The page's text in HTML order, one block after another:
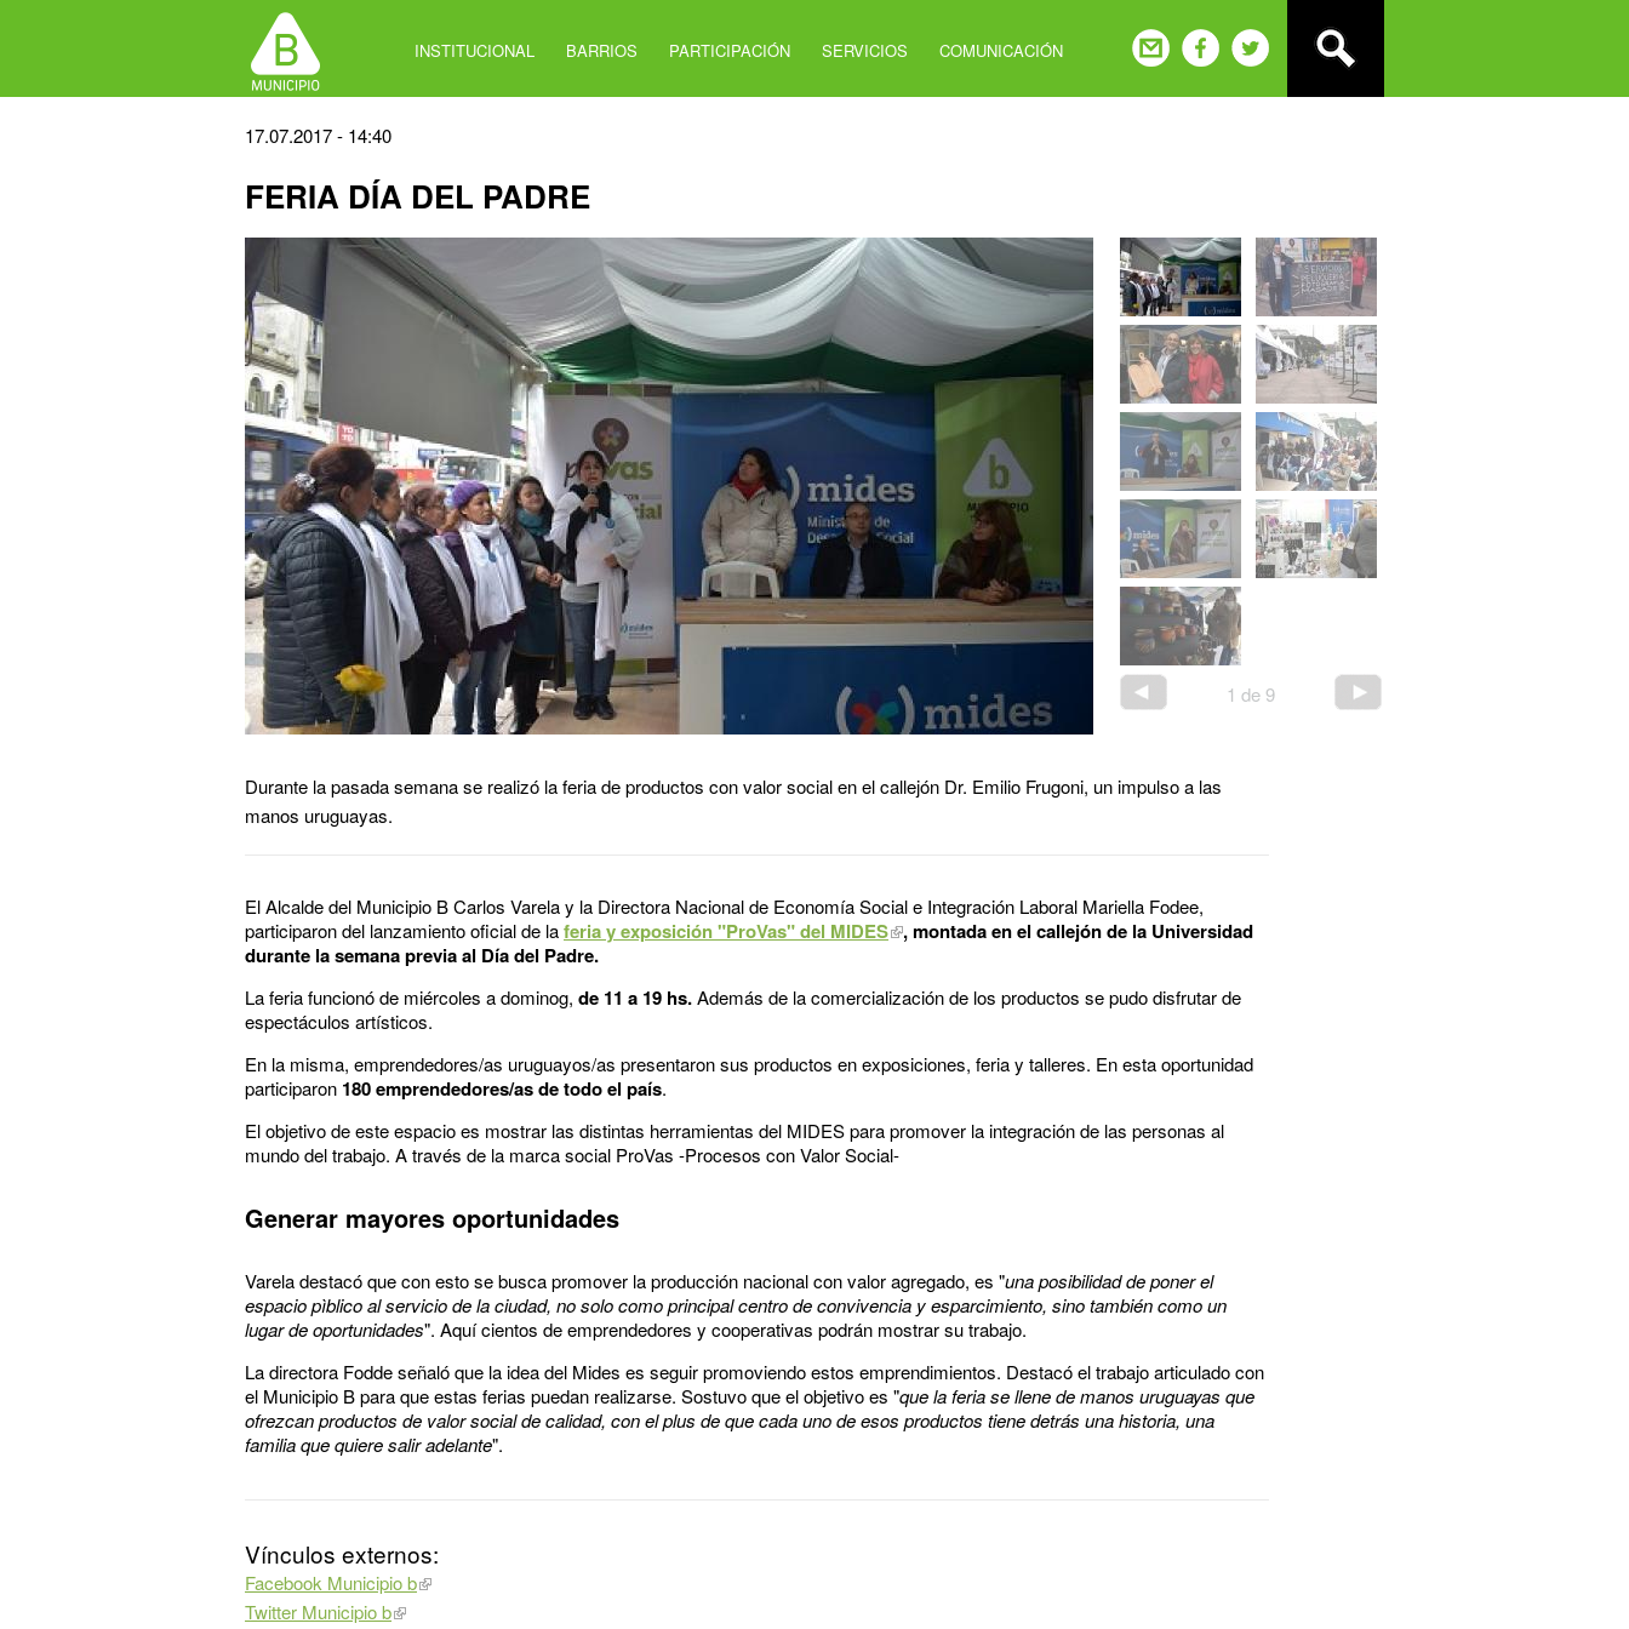
INSTITUCIONAL BARRIOS PARTICIPACIÓN SERVICIOS COMUNICACIÓN
Back
top
17.07.2017 - 14:40
FERIA DÍA DEL PADRE
1 de 9
Durante la pasada semana se realizó la feria de productos con valor social en el callejón Dr. Emilio Frugoni, un impulso a las
manos uruguayas.
El Alcalde del Municipio B Carlos Varela y la Directora Nacional de Economía Social e Integración Laboral Mariella Fodee,
participaron del lanzamiento oficial de laferia y exposición "ProVas" del MIDES , montada en el callejón de la Universidad
durante la semana previa al Día del Padre.
La feria funcionó de miércoles a dominog, de 11 a 19 hs.Además de la comercialización de los productos se pudo disfrutar de
espectáculos artísticos.
En la misma, emprendedores/as uruguayos/as presentaron sus productos en exposiciones, feria y talleres. En esta oportunidad
participaron 180 emprendedores/as de todo el país.
El objetivo de este espacio es mostrar las distintas herramientas del MIDES para promover la integración de las personas al
mundo del trabajo. A través de la marca social ProVas -Procesos con Valor Social-
Generar mayores oportunidades
Varela destacó que con esto se busca promover la producción nacional con valor agregado, es "una posibilidad de poner el
espacio pìblico al servicio de la ciudad, no solo como principal centro de convivencia y esparcimiento, sino también como un
lugar de oportunidades". Aquí cientos de emprendedores y cooperativas podrán mostrar su trabajo.
La directora Fodde señaló que la idea del Mides es seguir promoviendo estos emprendimientos. Destacó el trabajo articulado con
el Municipio B para que estas ferias puedan realizarse. Sostuvo que el objetivo es "que la feria se llene de manos uruguayas que
ofrezcan productos de valor social de calidad, con el plus de que cada uno de esos productos tiene detrás una historia, una
familia que quiere salir adelante".
Vínculos externos:
Facebook Municipio b
Twitter Municipio b